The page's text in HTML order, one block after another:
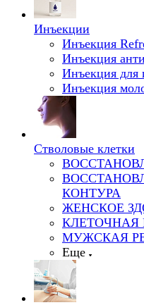
Инъекции
Инъекция
Инъекция
Инъекция для
Инъекция
Стволовые клетки
КОНТУРА
ЖЕНСКОЕ
КЛЕТОЧНАЯ
МУЖСКАЯ
Еще